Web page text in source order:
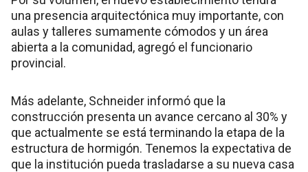
una presencia arquitectónica muy importante, con
aulas y talleres sumamente cómodos y un área
abierta a la comunidad, agregó el funcionario
provincial.
Más adelante, Schneider informó que la
construcción presenta un avance cercano al 30% y
que actualmente se está terminando la etapa de la
estructura de hormigón. Tenemos la expectativa de
que la institución pueda trasladarse a su nueva casa